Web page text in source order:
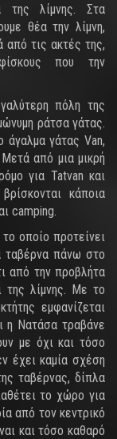
της λίμνης. Στα
θέα την λίμνη,
τις ακτές της,
που την
πόλη της
ράτσα γάτας.
άγαλμα γάτας Van,
από μια μικρή
για Tatvan και
κάποια
camping.
οποίο προτείνει
ταβέρνα πάνω στο
από την προβλήτα
της λίμνης. Με το
εμφανίζεται
η Νατάσα τραβάνε
με όχι και τόσο
έχει καμία σχέση
ταβέρνας, δίπλα
το χώρο για
από τον κεντρικό
και τόσο καθαρό